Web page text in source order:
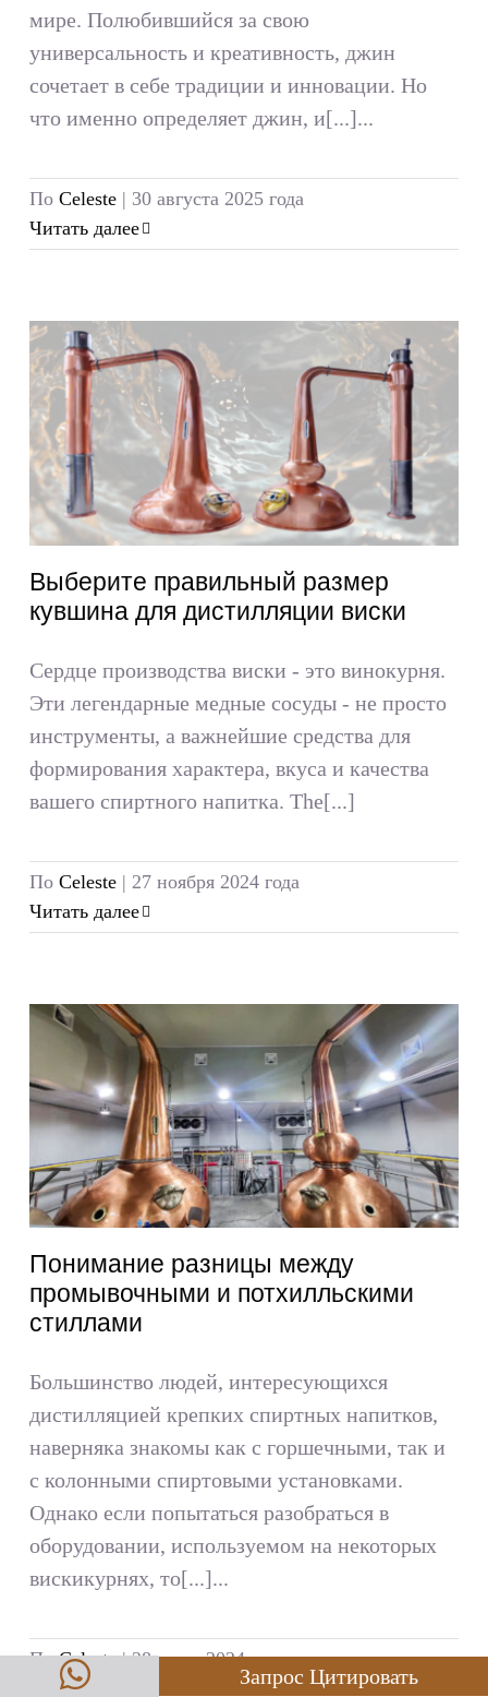
мире. Полюбившийся за свою
универсальность и креативность, джин
сочетает в себе традиции и инновации. Но
что именно определяет джин, и[...]...
ПоCeleste | 30 августа 2025 года
Читать далее
Выберите правильный размер
кувшина для дистилляции виски
Сердце производства виски - это винокурня.
Эти легендарные медные сосуды - не просто
инструменты, а важнейшие средства для
формирования характера, вкуса и качества
вашего спиртного напитка. The[...]
ПоCeleste | 27 ноября 2024 года
Читать далее
Понимание разницы между
промывочными и потхилльскими
стиллами
Большинство людей, интересующихся
дистилляцией крепких спиртных напитков,
наверняка знакомы как с горшечными, так и
с колонными спиртовыми установками.
Однако если попытаться разобраться в
оборудовании, используемом на некоторых
вискикурнях, то[...]...
ПоCeleste | 28 июля 2024 года
Читать далее
Запрос Цитировать